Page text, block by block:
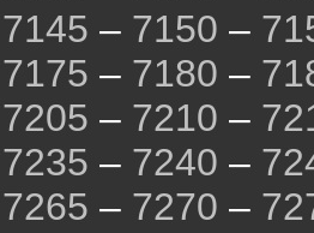
7145 – 7150 –
7175 – 7180 –
7205 – 7210 –
7235 – 7240 –
7265 – 7270 –